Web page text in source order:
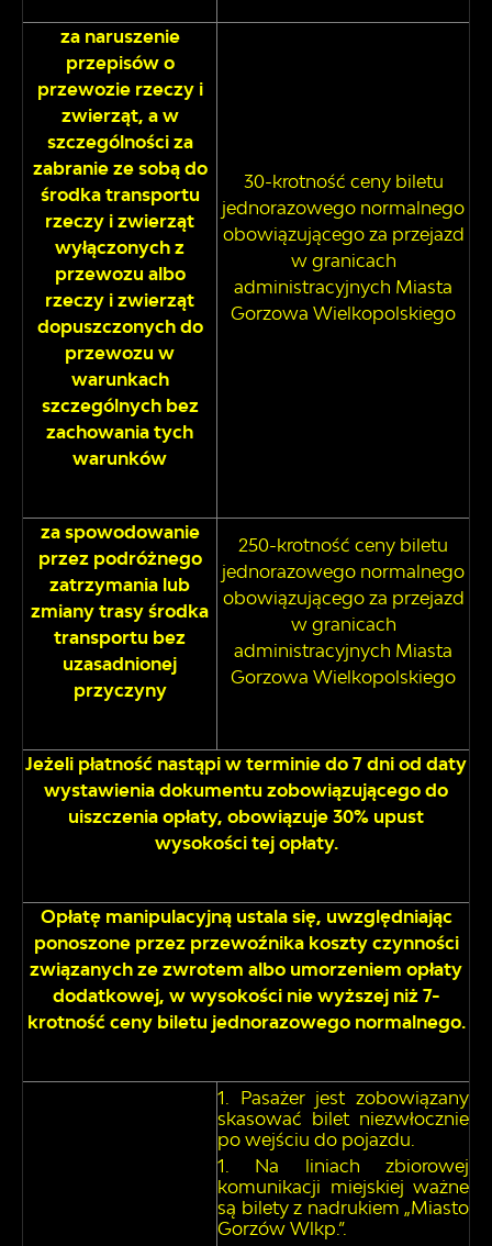
za naruszenie
przepisów o
przewozie rzeczy i
zwierząt, a w
szczególności za
zabranie ze sobą do
środka transportu
rzeczy i zwierząt
wyłączonych z
przewozu albo
rzeczy i zwierząt
dopuszczonych do
przewozu w
warunkach
szczególnych bez
zachowania tych
warunków
30-krotność ceny biletu
jednorazowego normalnego
obowiązującego za przejazd
w granicach
administracyjnych Miasta
Gorzowa Wielkopolskiego
za spowodowanie
przez podróżnego
zatrzymania lub
zmiany trasy środka
transportu bez
uzasadnionej
przyczyny
250-krotność ceny biletu
jednorazowego normalnego
obowiązującego za przejazd
w granicach
administracyjnych Miasta
Gorzowa Wielkopolskiego
Jeżeli płatność nastąpi w terminie do 7 dni od daty
wystawienia dokumentu zobowiązującego do
uiszczenia opłaty, obowiązuje 30% upust
wysokości tej opłaty.
Opłatę manipulacyjną ustala się, uwzględniając
ponoszone przez przewoźnika koszty czynności
związanych ze zwrotem albo umorzeniem opłaty
dodatkowej, w wysokości nie wyższej niż 7-
krotność ceny biletu jednorazowego normalnego.
Pasażer jest zobowiązany
skasować bilet niezwłocznie
po wejściu do pojazdu.
Na liniach zbiorowej
komunikacji miejskiej ważne
są bilety z nadrukiem „Miasto
Gorzów Wlkp.”.